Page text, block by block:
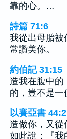
靠的心。…
詩篇 71:6
我從出母胎被
常讚美你。
約伯記 31:15
造我在腹中的
的，豈不是一
以賽亞書 44:2
造做你，又從
如此說：『我